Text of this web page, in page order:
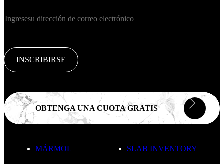
INSCRIBIRSE
OBTENGA UNA CUOTA GRATIS
MÁRMOL SLAB INVENTORY